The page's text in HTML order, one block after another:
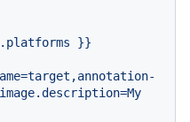
}}